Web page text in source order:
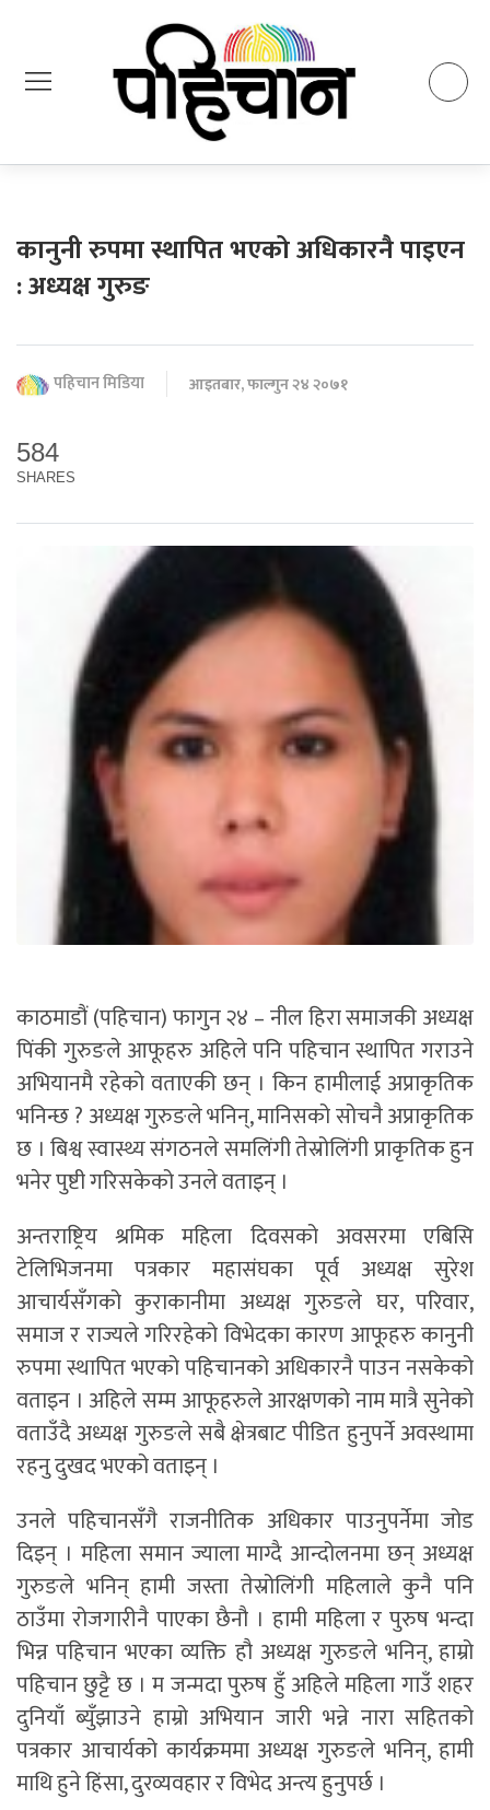
कानुनी रुपमा स्थापित भएको अधिकारनै पाइएन
: अध्यक्ष गुरुङ
पहिचान मिडिया आइतबार, फाल्गुन २४ २०७१
584
SHARES
काठमाडौं (पहिचान) फागुन २४ – नील हिरा समाजकी अध्यक्ष
पिंकी गुरुङले आफूहरु अहिले पनि पहिचान स्थापित गराउने
अभियानमै रहेको वताएकी छन् । किन हामीलाई अप्राकृतिक
भनिन्छ ? अध्यक्ष गुरुङले भनिन्, मानिसको सोचनै अप्राकृतिक
छ । बिश्व स्वास्थ्य संगठनले समलिंगी तेस्रोलिंगी प्राकृतिक हुन
भनेर पुष्टी गरिसकेको उनले वताइन् ।
अन्तराष्ट्रिय श्रमिक महिला दिवसको अवसरमा एबिसि
टेलिभिजनमा पत्रकार महासंघका पूर्व अध्यक्ष सुरेश
आचार्यसँगको कुराकानीमा अध्यक्ष गुरुङले घर, परिवार,
समाज र राज्यले गरिरहेको विभेदका कारण आफूहरु कानुनी
रुपमा स्थापित भएको पहिचानको अधिकारनै पाउन नसकेको
वताइन । अहिले सम्म आफूहरुले आरक्षणको नाम मात्रै सुनेको
वताउँदै अध्यक्ष गुरुङले सबै क्षेत्रबाट पीडित हुनुपर्ने अवस्थामा
रहनु दुखद भएको वताइन् ।
उनले पहिचानसँगै राजनीतिक अधिकार पाउनुपर्नेमा जोड
दिइन् । महिला समान ज्याला माग्दै आन्दोलनमा छन् अध्यक्ष
गुरुङले भनिन् हामी जस्ता तेस्रोलिंगी महिलाले कुनै पनि
ठाउँमा रोजगारीनै पाएका छैनौ । हामी महिला र पुरुष भन्दा
भिन्न पहिचान भएका व्यक्ति हौ अध्यक्ष गुरुङले भनिन्, हाम्रो
पहिचान छुट्टै छ । म जन्मदा पुरुष हुँ अहिले महिला गाउँ शहर
दुनियाँ ब्युँझाउने हाम्रो अभियान जारी भन्ने नारा सहितको
पत्रकार आचार्यको कार्यक्रममा अध्यक्ष गुरुङले भनिन्, हामी
माथि हुने हिंसा, दुरव्यवहार र विभेद अन्त्य हुनुपर्छ ।